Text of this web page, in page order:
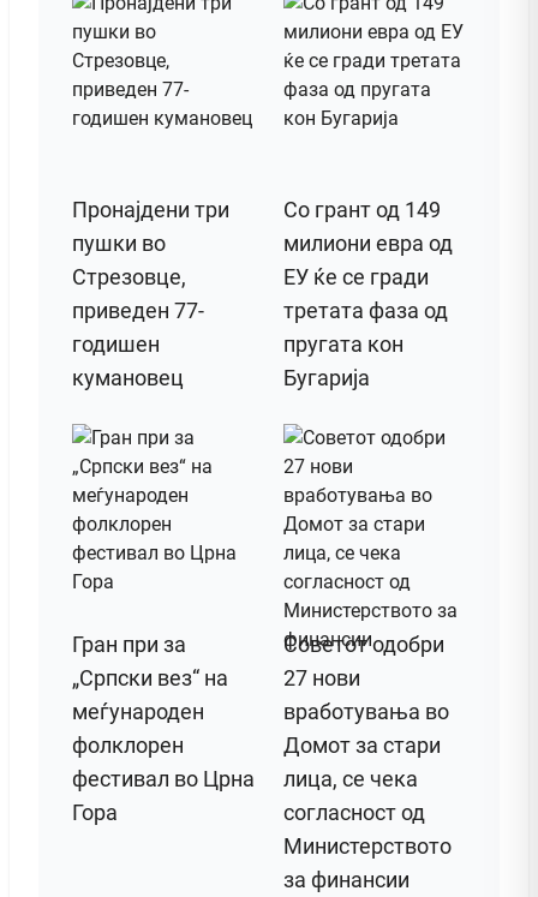
Пронајдени три
пушки во
Стрезовце,
приведен 77-
годишен
кумановец
Со грант од 149
милиони евра од
ЕУ ќе се гради
третата фаза од
пругата кон
Бугарија
Гран при за
„Српски вез“ на
меѓународен
фолклорен
фестивал во Црна
Гора
Советот одобри
27 нови
вработувања во
Домот за стари
лица, се чека
согласност од
Министерството
за финансии